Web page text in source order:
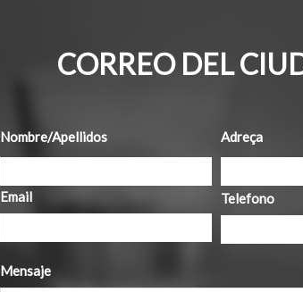
CORREO DEL
Nombre/Apellidos Adreça
Email Telefono
Mensaje